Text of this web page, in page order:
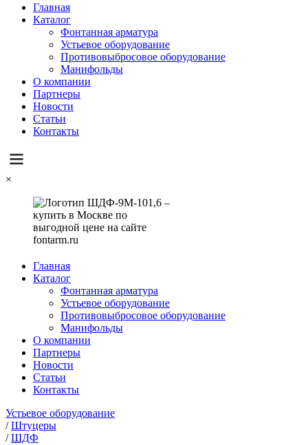
Главная
Каталог
Фонтанная арматура
Устьевое оборудование
Противовыбросовое оборудование
Манифольды
О компании
Партнеры
Новости
Статьи
Контакты
×
Главная
Каталог
Фонтанная арматура
Устьевое оборудование
Противовыбросовое оборудование
Манифольды
О компании
Партнеры
Новости
Статьи
Контакты
Устьевое оборудование
/Штуцеры
/ШДФ